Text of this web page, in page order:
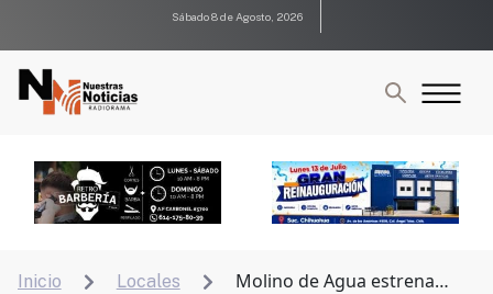
Sábado 8 de Agosto, 2026
Inicio  Locales 
Molino de Agua estrena